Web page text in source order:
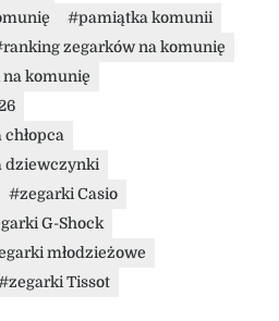
pamiątka komunii
ranking zegarków na komunię
na komunię
dziewczynki
zegarki Casio
G-Shock
młodzieżowe
zegarki Tissot